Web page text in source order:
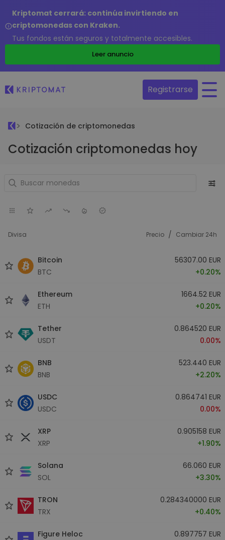
Kriptomat cerrará: continúa invirtiendo en
criptomonedas con Kraken.
Tus fondos están seguros y totalmente accesibles.
Leer anuncio
Registrarse
Cotización de criptomonedas
Cotización criptomonedas hoy
Divisa Precio / Cambiar 24h
Bitcoin
BTC
56307.00 EUR
+0.20%
Ethereum
ETH
1664.52 EUR
+0.20%
Tether
USDT
0.864520 EUR
0.00%
BNB
BNB
523.440 EUR
+2.20%
USDC
USDC
0.864741 EUR
0.00%
XRP
XRP
0.905158 EUR
+1.90%
Solana
SOL
66.060 EUR
+3.30%
TRON
TRX
0.284340000 EUR
+0.40%
Figure Heloc
0.897757 EUR